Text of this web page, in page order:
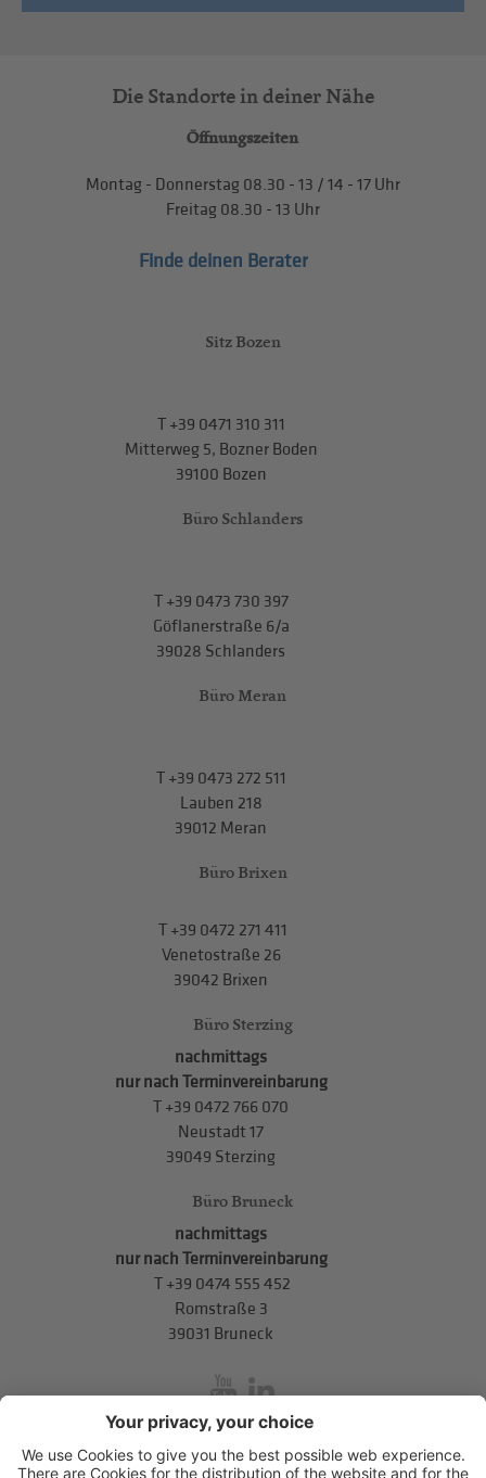
Die Standorte in deiner Nähe
Öffnungszeiten
Montag - Donnerstag 08.30 - 13 / 14 - 17 Uhr
Freitag 08.30 - 13 Uhr
Finde deinen Berater
Sitz Bozen
T+39 0471 310 311
Mitterweg 5, Bozner Boden
39100 Bozen
Büro Schlanders
T+39 0473 730 397
Göflanerstraße 6/a
39028 Schlanders
Büro Meran
T+39 0473 272 511
Lauben 218
39012 Meran
Büro Brixen
T+39 0472 271 411
Venetostraße 26
39042 Brixen
Büro Sterzing
nachmittags
nur nach Terminvereinbarung
T +39 0472 766 070
Neustadt 17
39049 Sterzing
Büro Bruneck
nachmittags
nur nach Terminvereinbarung
T +39 0474 555 452
Romstraße 3
39031 Bruneck
inService
Mitterweg 5, Bozner Boden,I-39100Bozen.T+39 0471 310